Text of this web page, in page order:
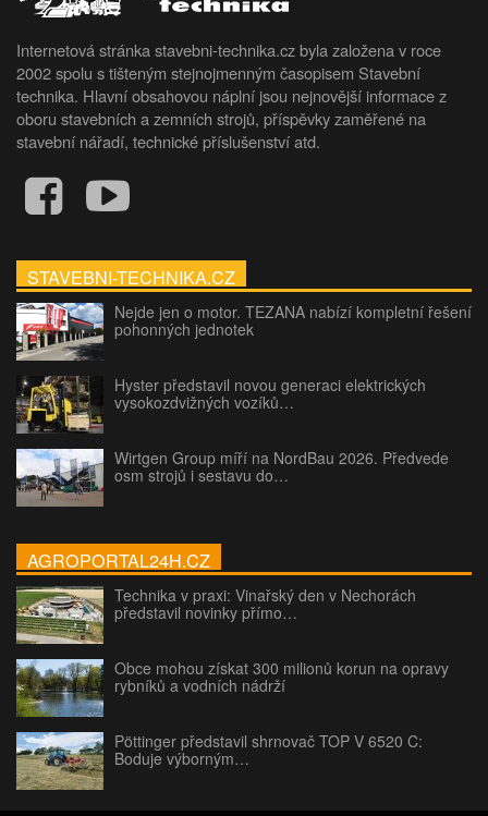
Internetová stránka stavebni-technika.cz byla založena v roce
2002 spolu s tišteným stejnojmenným časopisem Stavební
technika. Hlavní obsahovou náplní jsou nejnovější informace z
oboru stavebních a zemních strojů, příspěvky zaměřené na
stavební nářadí, technické příslušenství atd.
STAVEBNI-TECHNIKA.CZ
Nejde jen o motor. TEZANA nabízí kompletní řešení
pohonných jednotek
Hyster představil novou generaci elektrických
vysokozdvižných vozíků…
Wirtgen Group míří na NordBau 2026. Předvede
osm strojů i sestavu do…
AGROPORTAL24H.CZ
Technika v praxi: Vinařský den v Nechorách
představil novinky přímo…
Obce mohou získat 300 milionů korun na opravy
rybníků a vodních nádrží
Pöttinger představil shrnovač TOP V 6520 C:
Boduje výborným…